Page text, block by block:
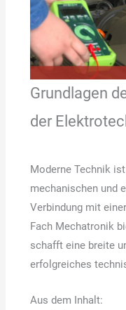
Grundlagen
der
Moderne Technik
mechanischen und
Verbindung mit
Fach Mechatronik
schafft eine breite
erfolgreiches
Aus dem Inhalt: